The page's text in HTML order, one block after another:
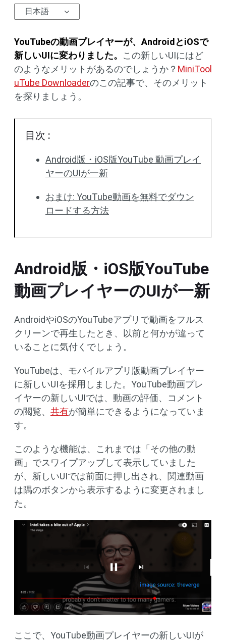
日本語
YouTubeの動画プレイヤーが、 Android とiOSで
新しいUIに変わりました。 この新しいUIにはど
のようなメリットがあるのでしょうか？ MiniTool
uTube Downloaderのこの記事で、そのメリット
を探りましょう。
目次 :
Android版・iOS版YouTube 動画プレイ
ヤーのUIが一新
おまけ: YouTube動画を無料でダウン
ロードする方法
Android版・iOS版YouTube
動画プレイヤーのUIが一新
AndroidやiOSのYouTubeアプリで動画をフルス
クリーンで再生したとき、以前と何かが違って
いることに気付くでしょう。
YouTubeは、モバイルアプリ版動画プレイヤー
に新しいUIを採用しました。YouTube動画プレ
イヤーの新しいUIでは、動画の評価、コメント
の閲覧、 共有が簡単にできるようになっていま
す。
このような機能は、これまでは「その他の動
画」でスワイプアップして表示していました
が、新しいUIでは前面に押し出され、関連動画
は隅のボタンから表示するように変更されまし
た。
ここで、YouTube動画プレイヤーの新しいUIが